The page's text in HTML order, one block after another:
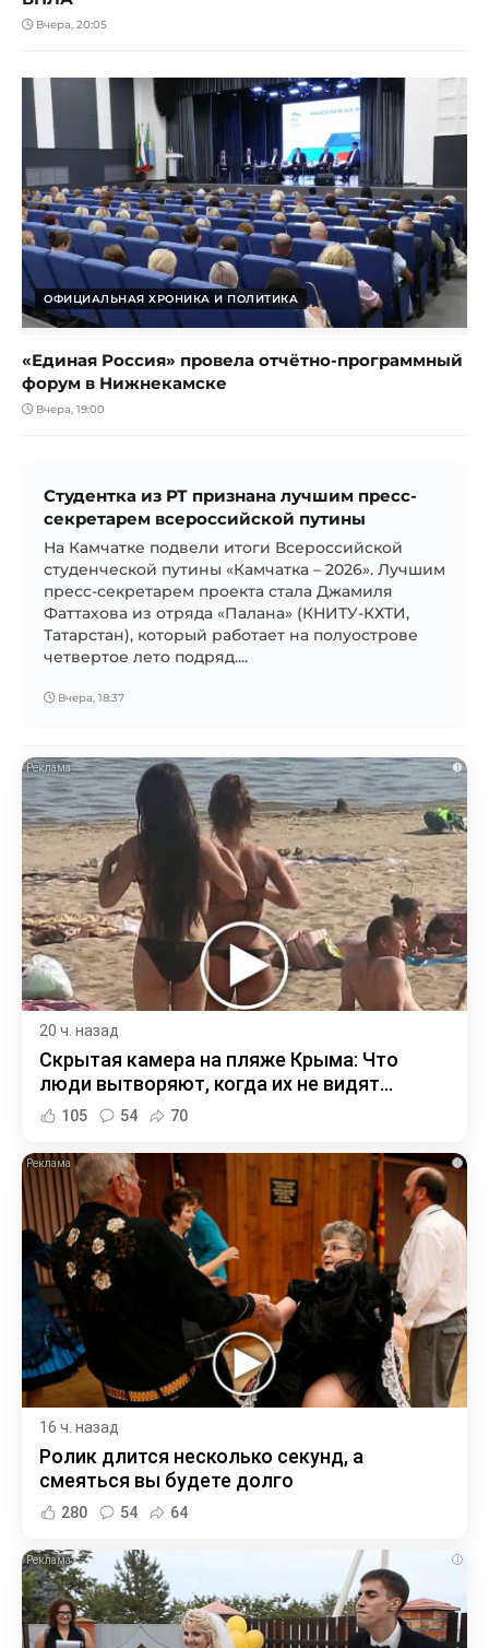
Вчера, 20:05
ОФИЦИАЛЬНАЯ ХРОНИКА И ПОЛИТИКА
«Единая Россия» провела отчётно-программный
форум в Нижнекамске
Вчера, 19:00
Студентка из РТ признана лучшим пресс-
секретарем всероссийской путины
На Камчатке подвели итоги Всероссийской
студенческой путины «Камчатка – 2026». Лучшим
пресс-секретарем проекта стала Джамиля
Фаттахова из отряда «Палана» (КНИТУ-КХТИ,
Татарстан), который работает на полуострове
четвертое лето подряд....
Вчера, 18:37
i
20 ч. назад
Скрытая камера на пляже Крыма: Что
люди вытворяют, когда их не видят...
105 54 70
i
16 ч. назад
Ролик длится несколько секунд, а
смеяться вы будете долго
280 54 64
i